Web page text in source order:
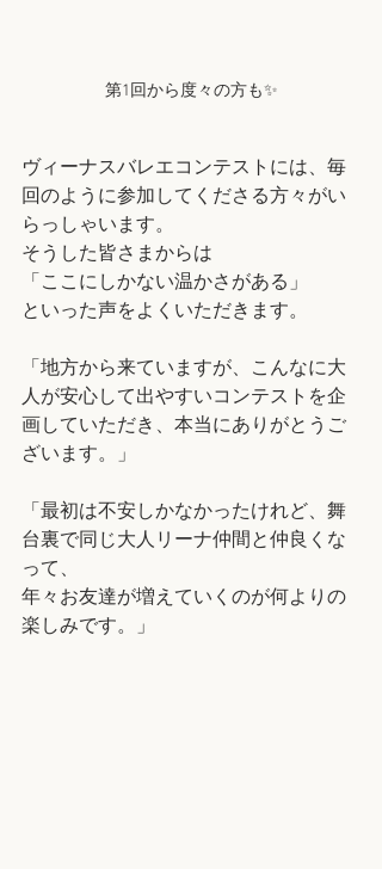
第1回から度々の方も✨
ヴィーナスバレエコンテストには、毎
回のように参加してくださる方々がい
らっしゃいます。
そうした皆さまからは
「ここにしかない温かさがある」
といった声をよくいただきます。
「地方から来ていますが、こんなに大
人が安心して出やすいコンテストを企
画していただき、本当にありがとうご
ざいます。」
「最初は不安しかなかったけれど、舞
台裏で同じ大人リーナ仲間と仲良くな
って、
年々お友達が増えていくのが何よりの
楽しみです。」